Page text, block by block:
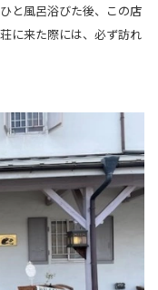
と風呂浴びた後、この店
に来た際には、必ず訪れ